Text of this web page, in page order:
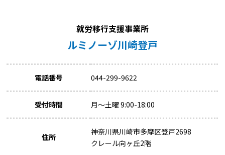
就労移行支援事業所
ルミノーゾ川崎登戸
電話番号 044-299-9622
受付時間 月～土曜 9:00-18:00
住所
神奈川県川崎市多摩区登戸2698
クレール向ヶ丘2階